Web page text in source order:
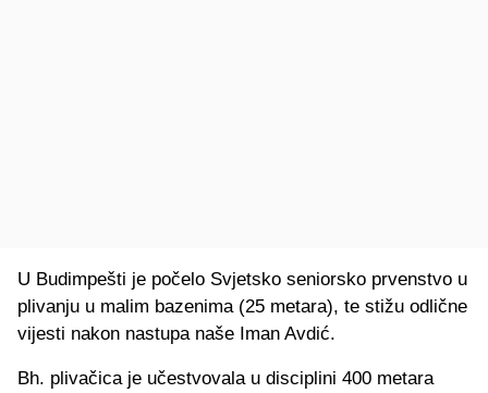
U Budimpešti je počelo Svjetsko seniorsko prvenstvo u
plivanju u malim bazenima (25 metara), te stižu odlične
vijesti nakon nastupa naše Iman Avdić.
Bh. plivačica je učestvovala u disciplini 400 metara